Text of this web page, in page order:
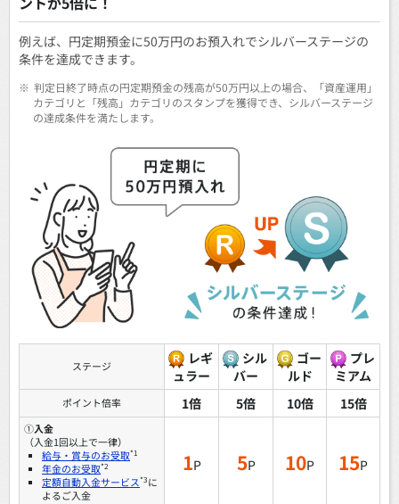
例えば、円定期預金に50万円のお預入れでシルバーステージの
条件を達成できます。
※ 判定日終了時点の円定期預金の残高が50万円以上の場合、「資産運用」
カテゴリと「残高」カテゴリのスタンプを獲得でき、シルバーステージ
の達成条件を満たします。
ステージ
レギ
ュラー
シル
バー
ゴー
ルド
プレ
ミアム
ポイント倍率 1倍 5倍 10倍 15倍
①入金
（入金1回以上で一律）
給与・賞与のお受取*1
年金のお受取*2
定額自動入金サービス*3に
よるご入金
1P 5P 10P 15P